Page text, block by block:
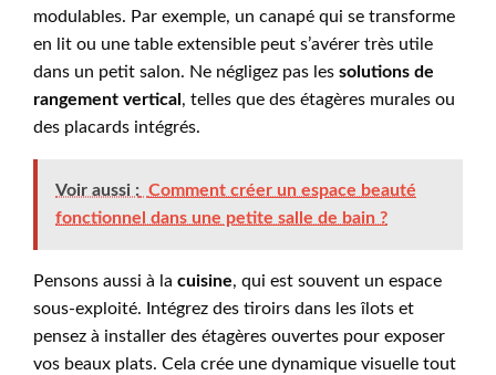
modulables. Par exemple, un canapé qui se transforme
en lit ou une table extensible peut s’avérer très utile
dans un petit salon. Ne négligez pas les solutions de
rangement vertical , telles que des étagères murales ou
des placards intégrés.
Voir aussi : Comment créer un espace beauté
fonctionnel dans une petite salle de bain ?
Pensons aussi à la cuisine, qui est souvent un espace
sous-exploité. Intégrez des tiroirs dans les îlots et
pensez à installer des étagères ouvertes pour exposer
vos beaux plats. Cela crée une dynamique visuelle tout